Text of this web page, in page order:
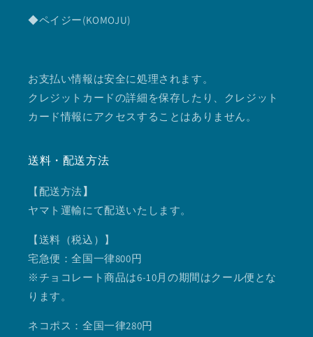
◆ペイジー(KOMOJU)
お支払い情報は安全に処理されます。
クレジットカードの詳細を保存したり、クレジット
カード情報にアクセスすることはありません。
送料・配送方法
【配送方法】
ヤマト運輸にて配送いたします。
【送料（税込）】
宅急便：全国一律800円
※チョコレート商品は6-10月の期間はクール便とな
ります。
ネコポス：全国一律280円